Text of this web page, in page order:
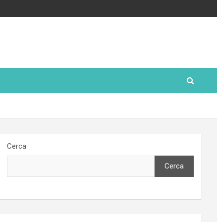
Cerca
Cerca